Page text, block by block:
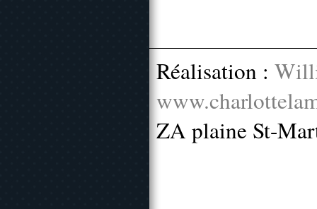
Réalisation :
ZA plaine St-